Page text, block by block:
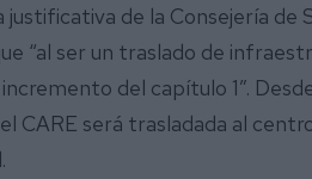
justificativa de la Consejería de
“al ser un traslado de
del capítulo 1”.
CARE será trasladada al